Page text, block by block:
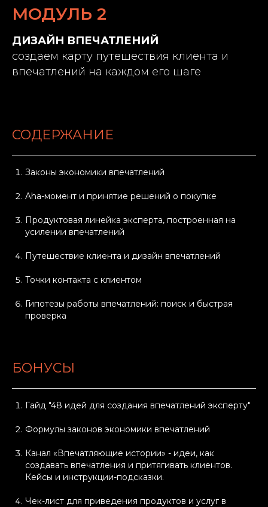
МОДУЛЬ 2
ДИЗАЙН ВПЕЧАТЛЕНИЙ
создаем карту путешествия клиента и
впечатлений на каждом его шаге
СОДЕРЖАНИЕ
Законы экономики впечатлений
Aha-момент и принятие решений о покупке
Продуктовая линейка эксперта, построенная на
усилении впечатлений
Путешествие клиента и дизайн впечатлений
Точки контакта с клиентом
Гипотезы работы впечатлений: поиск и быстрая
проверка
БОНУСЫ
Гайд "48 идей для создания впечатлений эксперту"
Формулы законов экономики впечатлений
Канал «Впечатляющие истории» - идеи, как
создавать впечатления и притягивать клиентов.
Кейсы и инструкции-подсказки.
Чек-лист для приведения продуктов и услуг в